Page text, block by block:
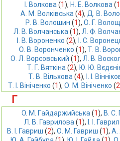
І. Волкова (1), Н. Е. Волкова (1
А. М. Волківська (4), Д. В.
Р. В. Волошин (1), О. Г.
Л. В. Волчанська (1), Л. Ф.
І. В. Вороненко (2), І. С.
О. В. Воронченко (1), Т. В.
О. Л. Ворсовський (1), Л. В.
Т. Г. Вяткіна (2), Ю. Ю.
Т. В. Вільхова (4), І. І.
Т. І. Вініченко (1), О. М. Вініченко (2
Г
O. М. Гaйдapжийcькa (1), В. С.
Л. В. Гаврилова (1), І. І.
В. І. Гавриш (2), О. М. Гавриш (1), А.